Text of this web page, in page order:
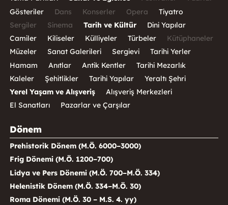
Gösteriler
Dans Konserler Opera
Tiyatro
Sergiler
Sinema Tarih ve Kültür
Dini Yapılar
Camiler
Kiliseler Külliyeler Türbeler
Kütüphaneler
Müzeler
Sanat Galerileri Sergievi
Tarihi Yerler
Hamam
Anıtlar Antik Kentler
Tarihi Mezarlık
Kaleler
Şehitlikler Tarihi Yapılar
Yeraltı Şehri
Yerel Yaşam ve Alışveriş
Alışveriş Merkezleri
El Sanatları
Pazarlar ve Çarşılar
Dönem
Prehistorik Dönem (M.Ö. 6000–3000)
Frig Dönemi (M.Ö. 1200–700)
Lidya ve Pers Dönemi (M.Ö. 700–M.Ö. 334)
Helenistik Dönem (M.Ö. 334–M.Ö. 30)
Roma Dönemi (M.Ö. 30 – M.S. 4. yy)